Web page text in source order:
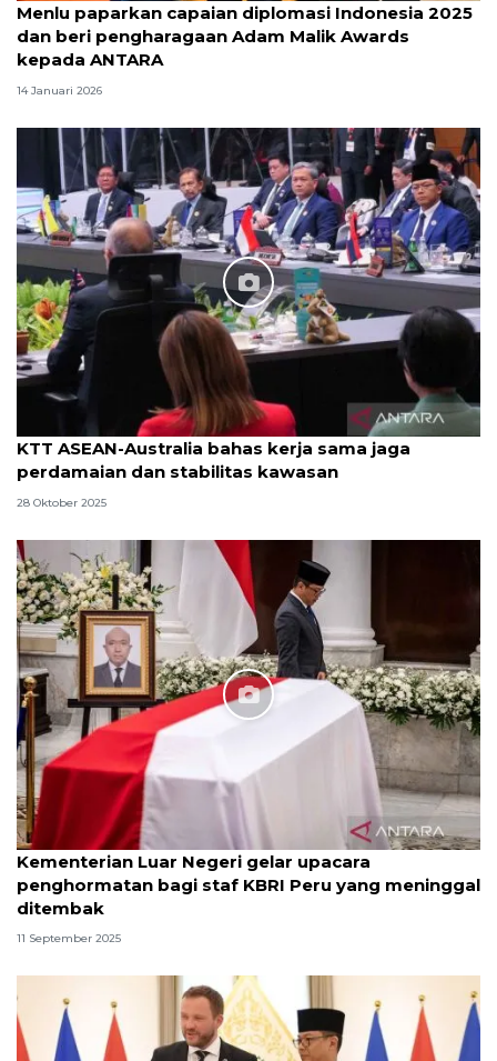
Menlu paparkan capaian diplomasi Indonesia 2025
dan beri pengharagaan Adam Malik Awards
kepada ANTARA
14 Januari 2026
KTT ASEAN-Australia bahas kerja sama jaga
perdamaian dan stabilitas kawasan
28 Oktober 2025
Kementerian Luar Negeri gelar upacara
penghormatan bagi staf KBRI Peru yang meninggal
ditembak
11 September 2025